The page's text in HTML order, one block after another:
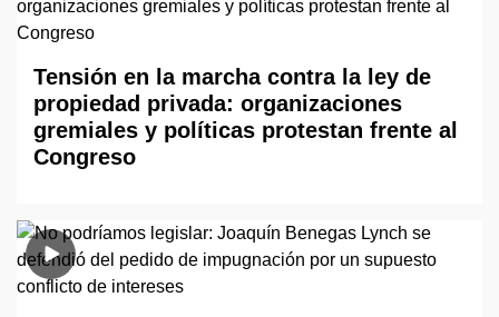
Tensión en la marcha contra la ley de
propiedad privada: organizaciones
gremiales y políticas protestan frente al
Congreso